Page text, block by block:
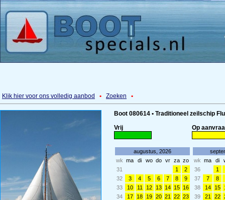
Klik hier voor ons volledig aanbod • Zoeken •
Boot 080614 • Traditioneel zeilschip
Vrij
Op
augustus, 2026
wk ma di wo do vr za zo
31
1
2
32
3 4 5 6 7 8
9
33
10 11 12 13 14 15 16
34
17 18 19 20 21 22 23
wk ma di
36
1
37
7
8
38
14 15
39
21 22